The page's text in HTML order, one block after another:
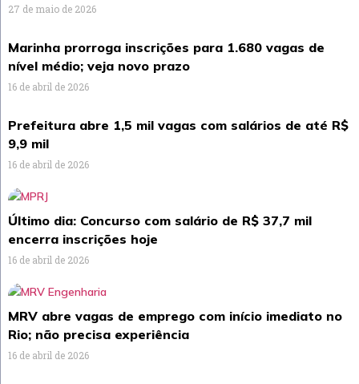
27 de maio de 2026
Marinha prorroga inscrições para 1.680 vagas de
nível médio; veja novo prazo
16 de abril de 2026
Prefeitura abre 1,5 mil vagas com salários de até R$
9,9 mil
16 de abril de 2026
Último dia: Concurso com salário de R$ 37,7 mil
encerra inscrições hoje
16 de abril de 2026
MRV abre vagas de emprego com início imediato no
Rio; não precisa experiência
16 de abril de 2026